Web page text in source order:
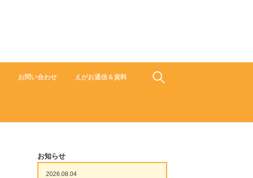
お問い合わせ えがお通信＆資料 検
お知らせ
2026.08.04